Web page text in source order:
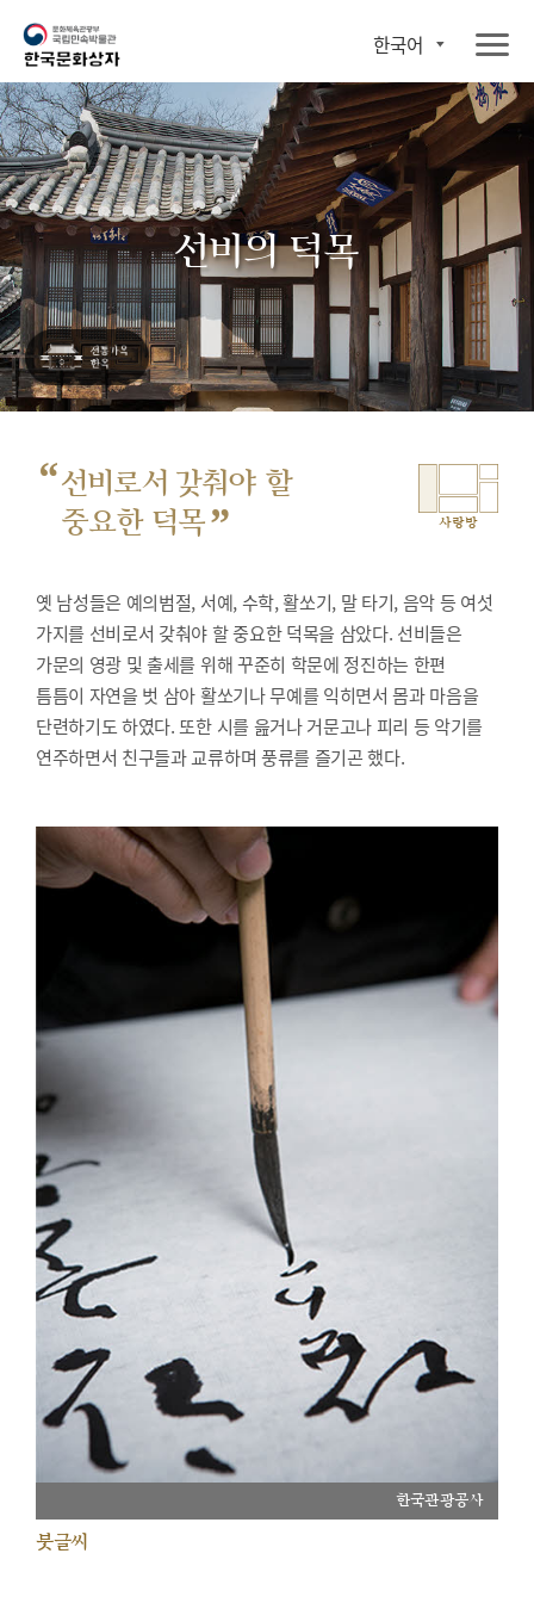
한국어
선비의 덕목
“선비로서 갖춰야 할
중요한 덕목” 사랑방
옛 남성들은 예의범절, 서예, 수학, 활쏘기, 말 타기, 음악 등 여섯
가지를 선비로서 갖춰야 할 중요한 덕목을 삼았다. 선비들은
가문의 영광 및 출세를 위해 꾸준히 학문에 정진하는 한편
틈틈이 자연을 벗 삼아 활쏘기나 무예를 익히면서 몸과 마음을
단련하기도 하였다. 또한 시를 읊거나 거문고나 피리 등 악기를
연주하면서 친구들과 교류하며 풍류를 즐기곤 했다.
한국관광공사
붓글씨